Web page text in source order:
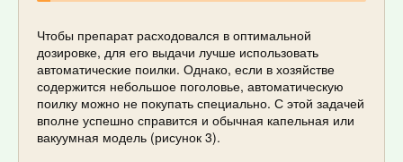
Чтобы препарат расходовался в оптимальной
дозировке, для его выдачи лучше использовать
автоматические поилки. Однако, если в хозяйстве
содержится небольшое поголовье, автоматическую
поилку можно не покупать специально. С этой задачей
вполне успешно справится и обычная капельная или
вакуумная модель (рисунок 3).